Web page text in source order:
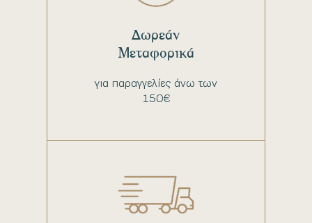
για παραγγελίες άνω των
150€
Δωρεάν
Μεταφορικά